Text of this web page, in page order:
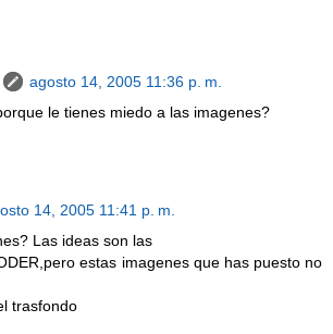
agosto 14, 2005 11:36 p. m.
le tienes miedo a las imagenes?
14, 2005 11:41 p. m.
Las ideas son las
estas imagenes que has puesto no
trasfondo